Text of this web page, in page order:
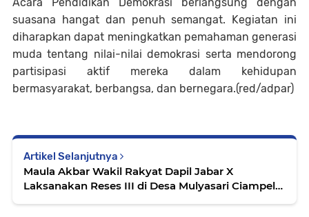
suasana hangat dan penuh semangat. Kegiatan ini
diharapkan dapat meningkatkan pemahaman generasi
muda tentang nilai-nilai demokrasi serta mendorong
partisipasi aktif mereka dalam kehidupan
bermasyarakat, berbangsa, dan bernegara.(red/adpar)
Artikel Selanjutnya
Maula Akbar Wakil Rakyat Dapil Jabar X
Laksanakan Reses III di Desa Mulyasari Ciampel